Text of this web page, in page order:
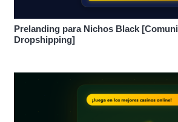
Prelanding para Nichos Black
Dropshipping]